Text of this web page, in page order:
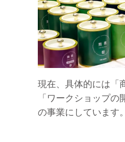
現在、具体的には「
「ワークショップの
の事業にしています。